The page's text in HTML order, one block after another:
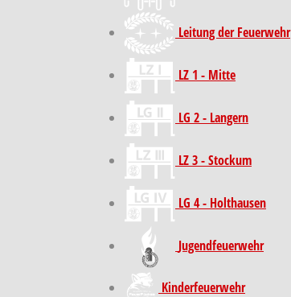
Leitung der Feuerwehr
LZ 1 - Mitte
LG 2 - Langern
LZ 3 - Stockum
LG 4 - Holthausen
Jugendfeuerwehr
Kinder­feuer­wehr